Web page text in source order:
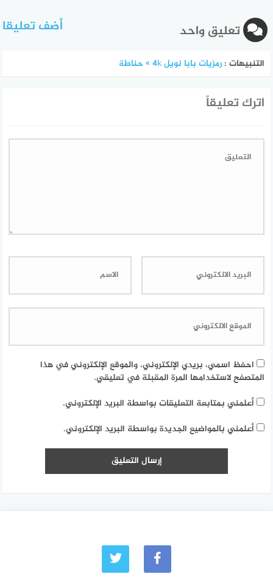
تعليق واحد أضف تعليقا
التنبيهات :رمزيات بابا نويل 4k » حناطة
اترك تعليقاً
احفظ اسمي، بريدي الإلكتروني، والموقع الإلكتروني في هذا
المتصفح لاستخدامها المرة المقبلة في تعليقي.
أعلمني بمتابعة التعليقات بواسطة البريد الإلكتروني.
أعلمني بالمواضيع الجديدة بواسطة البريد الإلكتروني.